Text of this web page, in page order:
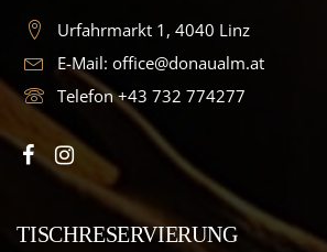
Urfahrmarkt 1, 4040 Linz
E-Mail: office@donaualm.at
Telefon+43 732 774277
TISCHRESERVIERUNG